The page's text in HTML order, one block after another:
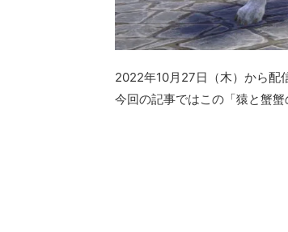
2022年10月27日（木）から配
今回の記事ではこの「猿と蟹